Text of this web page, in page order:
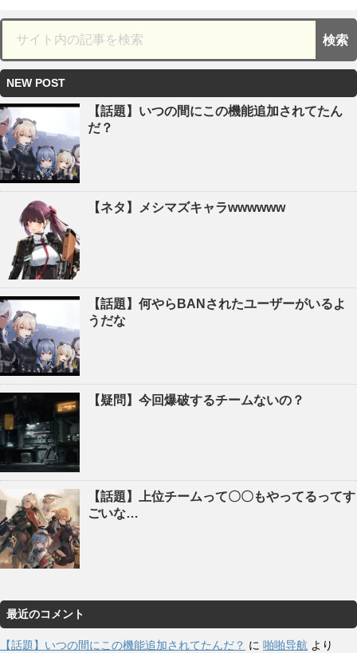
NEW POST
【話題】いつの間にこの機能追加されてたん
だ？
【ネタ】メシマズキャラwwwwww
【話題】何やらBANされたユーザーがいるよ
うだな
【疑問】今回爆破するチームないの？
【話題】上位チームって〇〇もやってるってす
ごいな…
最近のコメント
【話題】いつの間にこの機能追加されてたんだ？ に 啪啪导航 より